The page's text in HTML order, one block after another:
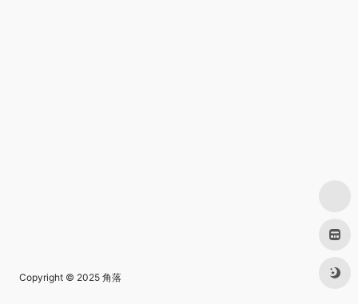
Copyright © 2025 角落